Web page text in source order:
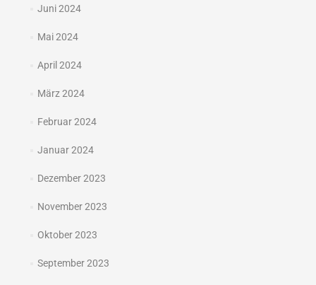
Juni 2024
Mai 2024
April 2024
März 2024
Februar 2024
Januar 2024
Dezember 2023
November 2023
Oktober 2023
September 2023